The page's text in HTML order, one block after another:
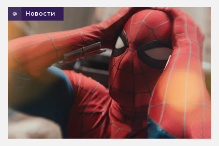
Новости